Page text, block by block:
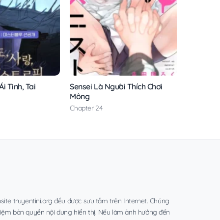
Tình, Tai
Sensei Là Người Thích Chơi
Mông
Chapter 24
truyentini.org đều được sưu tầm trên Internet. Chúng
bản quyền nội dung hiển thị. Nếu làm ảnh hưởng đến